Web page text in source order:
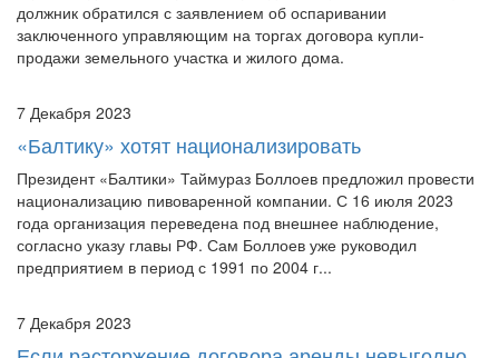
В рамках дела о банкротстве гражданина (№ А55-11143/21)
должник обратился с заявлением об оспаривании
заключенного управляющим на торгах договора купли-
«Балтику» хотят национализировать
Президент «Балтики» Таймураз Боллоев предложил провести
национализацию пивоваренной компании. С 16 июля 2023
года организация переведена под внешнее наблюдение,
согласно указу главы РФ. Сам Боллоев уже руководил